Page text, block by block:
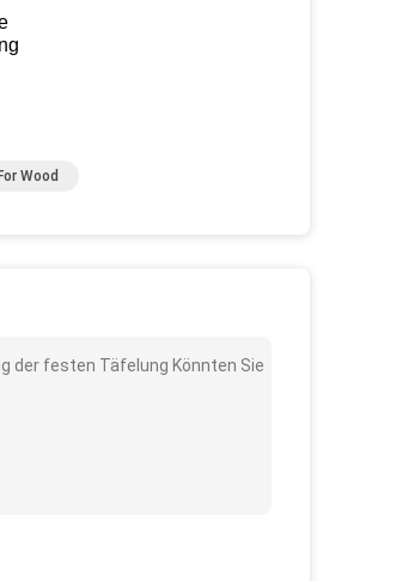
Wood
der festen Täfelung Könnten Sie